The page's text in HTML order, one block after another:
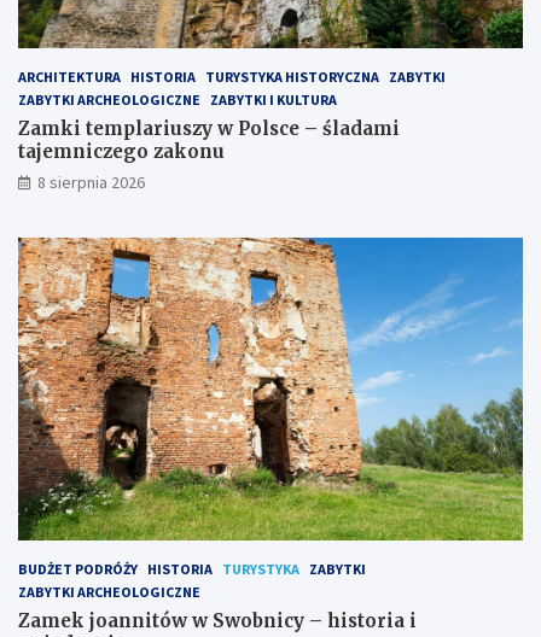
ARCHITEKTURA HISTORIA TURYSTYKA HISTORYCZNA ZABYTKI
ZABYTKI ARCHEOLOGICZNE
ZABYTKI I KULTURA
Zamki templariuszy w Polsce – śladami
tajemniczego zakonu
8 sierpnia 2026
BUDŻET PODRÓŻY HISTORIA TURYSTYKA ZABYTKI
ZABYTKI ARCHEOLOGICZNE
Zamek joannitów w Swobnicy – historia i